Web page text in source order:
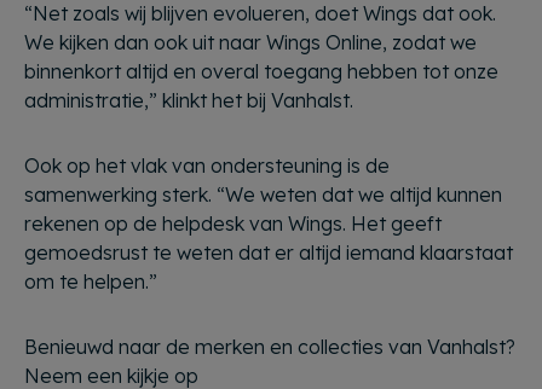
“Net zoals wij blijven evolueren, doet Wings dat ook.
We kijken dan ook uit naar Wings Online, zodat we
binnenkort altijd en overal toegang hebben tot onze
administratie,” klinkt het bij Vanhalst.
Ook op het vlak van ondersteuning is de
samenwerking sterk. “We weten dat we altijd kunnen
rekenen op de helpdesk van Wings. Het geeft
gemoedsrust te weten dat er altijd iemand klaarstaat
om te helpen.”
Benieuwd naar de merken en collecties van Vanhalst?
Neem een kijkje op